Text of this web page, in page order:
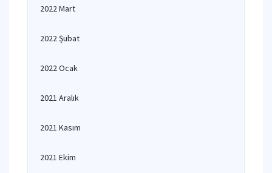
2022 Mart
2022 Şubat
2022 Ocak
2021 Aralık
2021 Kasım
2021 Ekim